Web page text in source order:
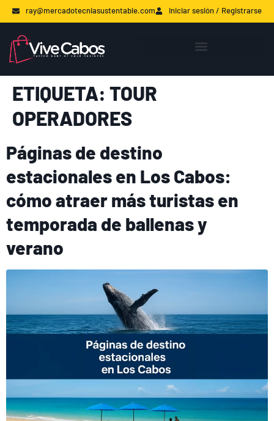
ray@mercadotecniasustentable.com Iniciar sesión / Registrarse
ETIQUETA: TOUR
OPERADORES
Páginas de destino
estacionales en Los Cabos:
cómo atraer más turistas en
temporada de ballenas y
verano